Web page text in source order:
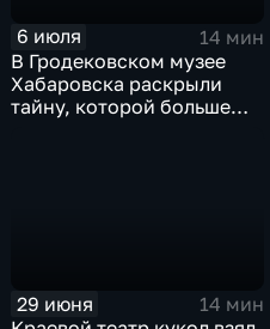
6 июля
14 мин
В Гродековском музее
Хабаровска раскрыли
тайну, которой больше
29 июня
14 мин